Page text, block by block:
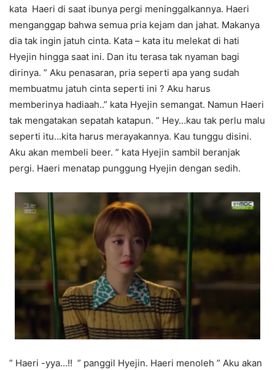
kata Haeri di saat ibunya pergi meninggalkannya. Haeri
menganggap bahwa semua pria kejam dan jahat. Makanya
dia tak ingin jatuh cinta. Kata – kata itu melekat di hati
Hyejin hingga saat ini. Dan itu terasa tak nyaman bagi
dirinya. ” Aku penasaran, pria seperti apa yang sudah
membuatmu jatuh cinta seperti ini ? Aku harus
memberinya hadiaah..” kata Hyejin semangat. Namun Haeri
tak mengatakan sepatah katapun. ” Hey…kau tak perlu malu
seperti itu…kita harus merayakannya. Kau tunggu disini.
Aku akan membeli beer. ” kata Hyejin sambil beranjak
pergi. Haeri menatap punggung Hyejin dengan sedih.
” Haeri -yya…!! ” panggil Hyejin. Haeri menoleh ” Aku akan